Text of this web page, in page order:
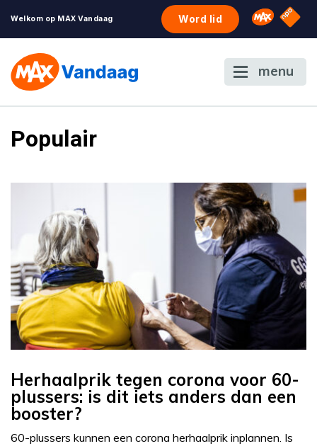
Welkom op MAX Vandaag Word lid Omroep
NPO
menu
Populair
Herhaalprik tegen corona voor 60-
plussers: is dit iets anders dan een
booster?
60-plussers kunnen een corona herhaalprik inplannen. Is